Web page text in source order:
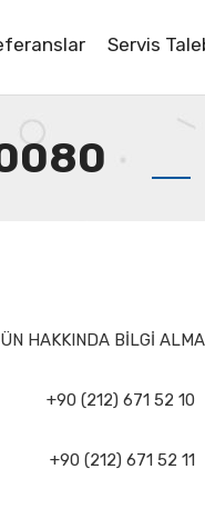
Servis
HAKKINDA BİLGİ
+90 (212) 671 52 10
+90 (212) 671 52 11